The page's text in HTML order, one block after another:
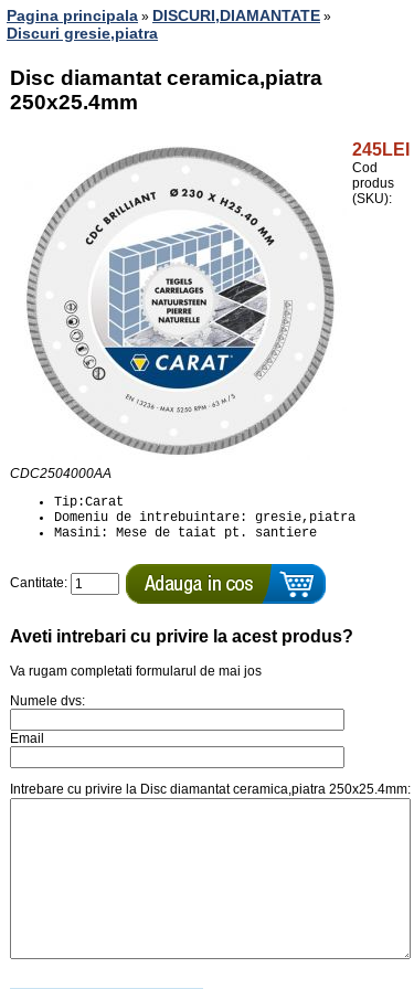
Pagina principala » DISCURI,DIAMANTATE »
Discuri gresie,piatra
Disc diamantat ceramica,piatra
250x25.4mm
245LEI
Cod
produs
(SKU):
CDC2504000AA
Tip:Carat
Domeniu de intrebuintare: gresie,piatra
Masini: Mese de taiat pt. santiere
Cantitate:
Aveti intrebari cu privire la acest produs?
Va rugam completati formularul de mai jos
Numele dvs:
Email
Intrebare cu privire la Disc diamantat ceramica,piatra 250x25.4mm: